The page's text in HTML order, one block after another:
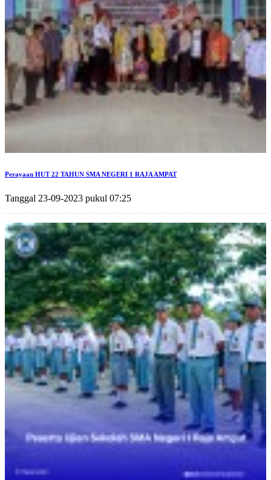
Perayaan HUT 22 TAHUN SMA NEGERI 1 RAJA AMPAT
Tanggal 23-09-2023 pukul 07:25